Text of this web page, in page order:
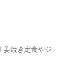
姜焼き定食やジ